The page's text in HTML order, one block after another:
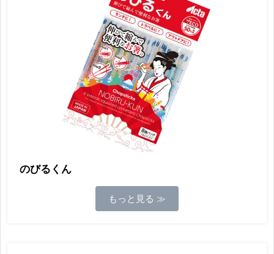
のびるくん
もっと見る ≫